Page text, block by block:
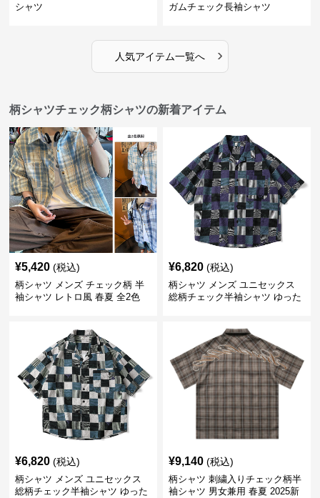
シャツ
ガムチェック長袖シャツ
人気アイテム一覧へ ›
柄シャツチェック柄シャツの新着アイテム
¥5,420 (税込)
柄シャツ メンズ チェック柄 半
袖シャツ レトロ風 春夏 全2色
¥6,820 (税込)
柄シャツ メンズ ユニセックス
総柄チェック半袖シャツ ゆった
¥6,820 (税込)
柄シャツ メンズ ユニセックス
総柄チェック半袖シャツ ゆった
¥9,140 (税込)
柄シャツ 刺繍入りチェック柄半
袖シャツ 男女兼用 春夏 2025新